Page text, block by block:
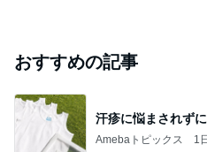
おすすめの記事
汗疹に悩まされず
Amebaトピックス 1